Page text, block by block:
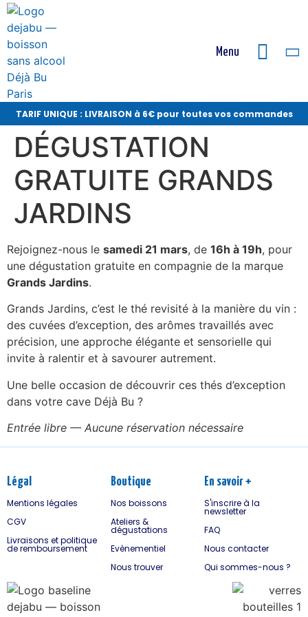
Menu
TARIF UNIQUE : LIVRAISON à 6€ pour toutes vos commandes
DÉGUSTATION
GRATUITE GRANDS
JARDINS
Rejoignez-nous le samedi 21 mars, de 16h à 19h, pour
une dégustation gratuite en compagnie de la marque
Grands Jardins.
Grands Jardins, c’est le thé revisité à la manière du vin :
des cuvées d’exception, des arômes travaillés avec
précision, une approche élégante et sensorielle qui
invite à ralentir et à savourer autrement.
Une belle occasion de découvrir ces thés d’exception
dans votre cave Déjà Bu ?
Entrée libre — Aucune réservation nécessaire
Légal
Mentions légales
CGV
Livraisons et politique
de remboursement
Boutique
Nos boissons
Ateliers &
dégustations
Evènementiel
Nous trouver
En savoir +
S'inscrire à la
newsletter
FAQ
Nous contacter
Qui sommes-nous ?